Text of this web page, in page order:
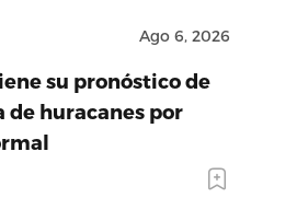
Ago 6, 2026
su pronóstico de
de huracanes por